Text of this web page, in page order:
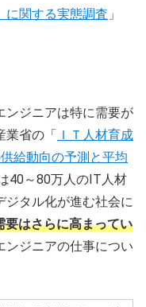
に関する実態調査 」
ンジニアは特に需要が
省の「
ＩＴ人材育成
給動向の予測と平均
40～80万人のIT人材
ジタル化が進む社会に
はさらに高まってい
ンジニアの仕事につい